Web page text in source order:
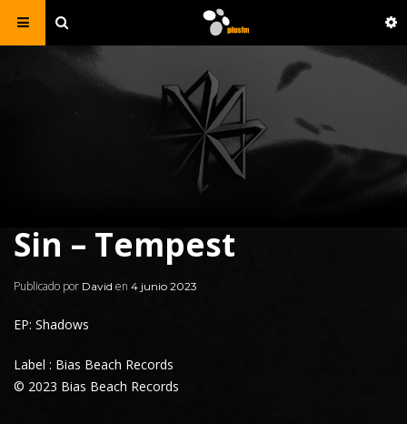
Sin – Tempest
Publicado por David en 4 junio 2023
EP: Shadows
Label : Bias Beach Records
© 2023 Bias Beach Records